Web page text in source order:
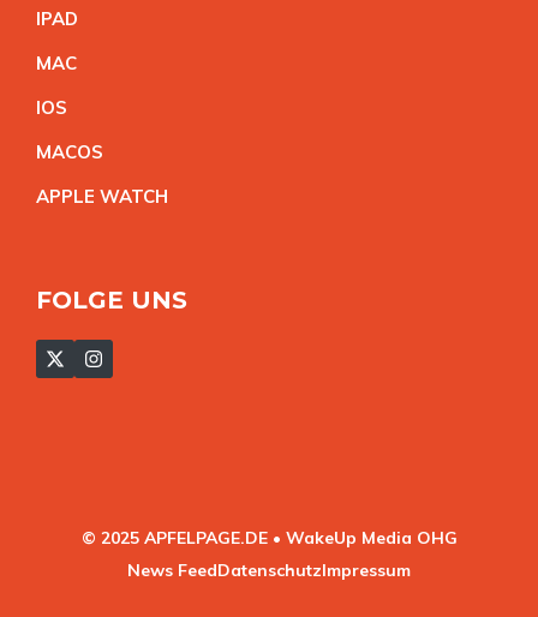
IPAD
MAC
IOS
MACOS
APPLE WATCH
FOLGE UNS
© 2025 APFELPAGE.DE • WakeUp Media OHG
News FeedDatenschutzImpressum